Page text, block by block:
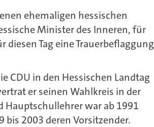
ehemaligen hessischen
Minister des Inneren, für
diesen Tag eine Trauerbeflaggung
CDU in den Hessischen Landtag
er seinen Wahlkreis in der
Hauptschullehrer war ab 1991
2003 deren Vorsitzender.